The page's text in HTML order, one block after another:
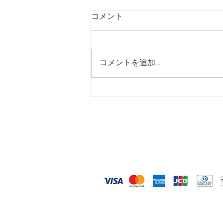
仕事とプライベートの切り替
コメント
コメントを追加…